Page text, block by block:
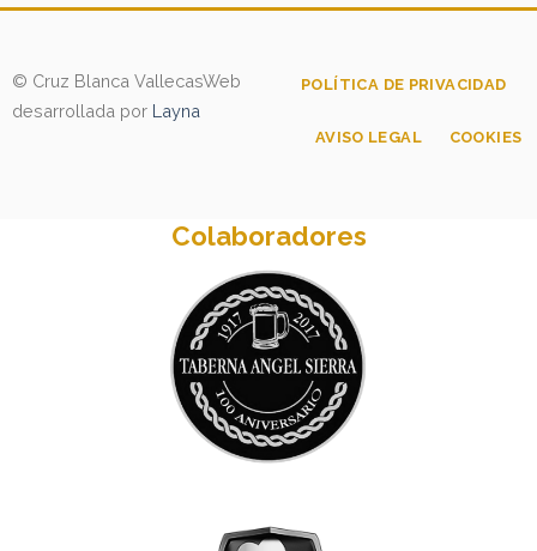
© Cruz Blanca VallecasWeb
desarrollada por Layna
POLÍTICA DE PRIVACIDAD
AVISO LEGAL COOKIES
Colaboradores